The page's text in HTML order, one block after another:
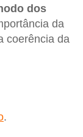
dos
da
coerência da
.